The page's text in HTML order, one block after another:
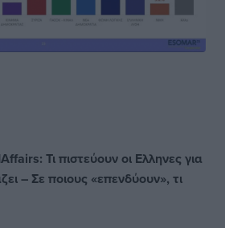
Τι πιστεύουν οι Ελληνες για
– Σε ποιους «επενδύουν», τι